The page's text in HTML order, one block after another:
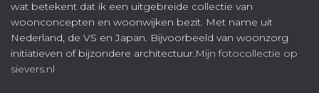
wat betekent dat ik een uitgebreide collectie van
woonconcepten en woonwijken bezit. Met name uit
Nederland, de VS en Japan. Bijvoorbeeld van woonzorg
initiatieven of bijzondere architectuur.Mijn fotocollectie op
sievers.nl